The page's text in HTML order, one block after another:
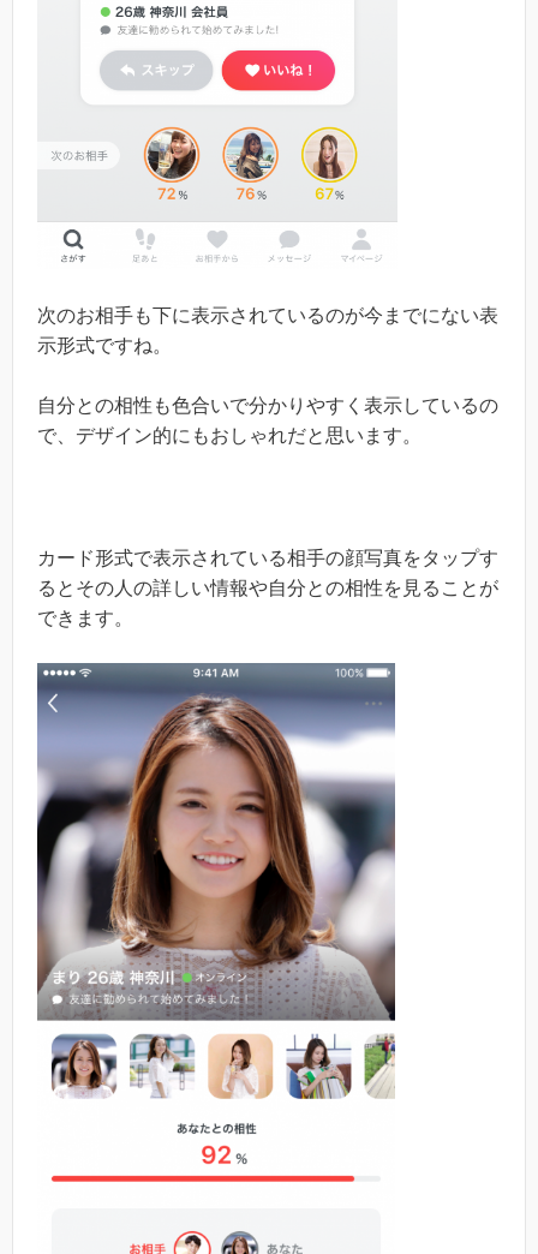
次のお相手も下に表示されているのが今までにない表
示形式ですね。
自分との相性も色合いで分かりやすく表示しているの
で、デザイン的にもおしゃれだと思います。
カード形式で表示されている相手の顔写真をタップす
るとその人の詳しい情報や自分との相性を見ることが
できます。